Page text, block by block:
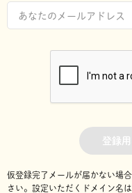
登録
仮登録完了メールが届かない場
さい。 設定いただくドメイン名は